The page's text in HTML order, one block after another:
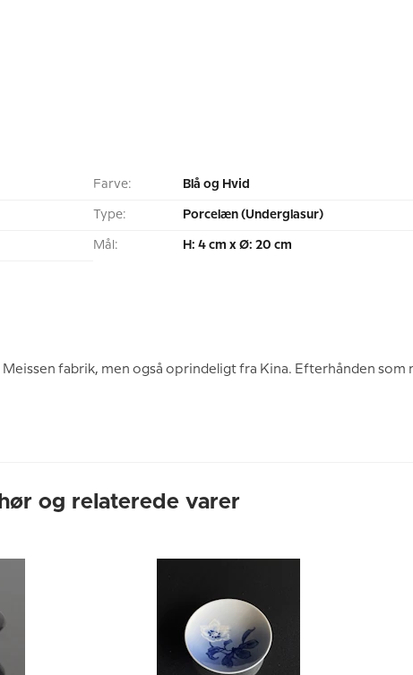
Farve: Blå og Hvid
Type: Porcelæn (Underglasur)
Mål: H: 4 cm x Ø: 20 cm
fabrik, men også oprindeligt fra Kina. Efterhånden som
og relaterede varer